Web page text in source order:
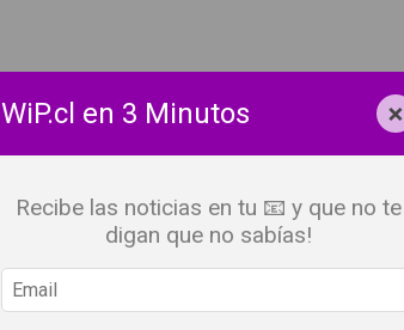
WiP.cl en 3 Minutos ×
Recibe las noticias en tu 📧 y que no te
digan que no sabías!